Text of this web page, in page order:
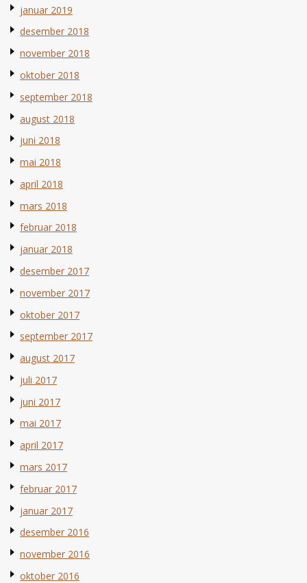
januar 2019
desember 2018
november 2018
oktober 2018
september 2018
august 2018
juni 2018
mai 2018
april 2018
mars 2018
februar 2018
januar 2018
desember 2017
november 2017
oktober 2017
september 2017
august 2017
juli 2017
juni 2017
mai 2017
april 2017
mars 2017
februar 2017
januar 2017
desember 2016
november 2016
oktober 2016